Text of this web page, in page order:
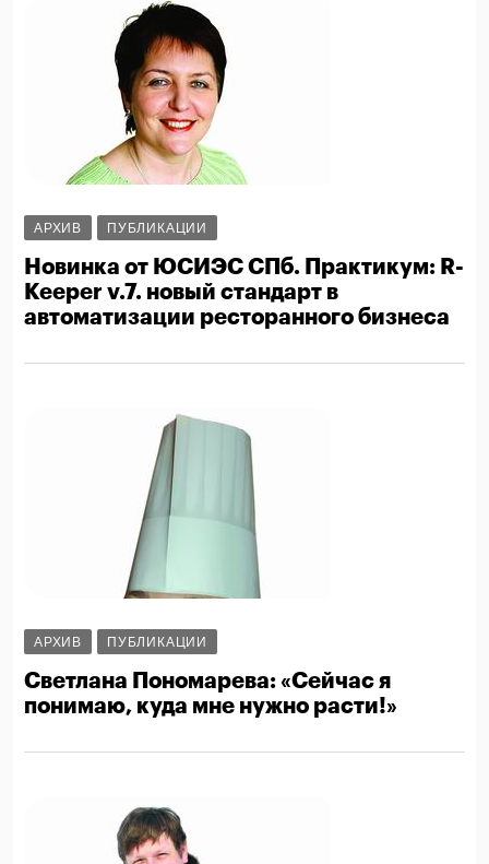
АРХИВ ПУБЛИКАЦИИ
Новинка от ЮСИЭС СПб. Практикум: R-
Keeper v.7. новый стандарт в
автоматизации ресторанного бизнеса
АРХИВ ПУБЛИКАЦИИ
Светлана Пономарева: «Сейчас я
понимаю, куда мне нужно расти!»